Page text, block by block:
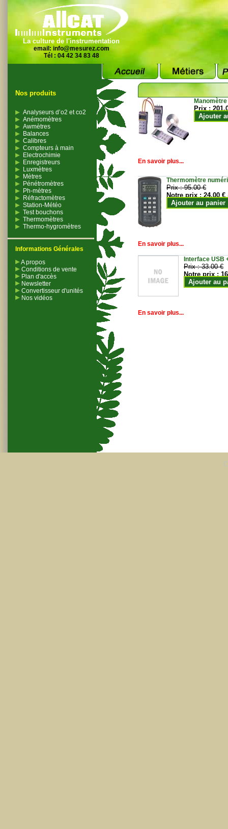
La culture de l'instrumentation
email: info@mesurez.com
Tél : 04 42 34 83 48
Nos produits
Analyseurs d’o2 et co2
Anémomètres
Awmètres
Balances
Calibres
Compteurs à main
Electrochimie
Enregistreurs
Luxmètres
Mètres
Pénétromètres
Ph-mètres
Réfractomètres
Station-Météo
Test bouchons
Thermomètres
Thermo-hygromètres
Informations Générales
A propos
Conditions de vente
Plan d'accès
Newsletter
Convertisseur d'unités
Nos vidéos
Prix :
Ajouter
En savoir plus...
Thermomètre
Prix :95.00 €
Notre prix :24.00 €
Ajouter au panier
En savoir plus...
Interface USB
Prix :33.00 €
Notre prix :
Ajouter au
En savoir plus...